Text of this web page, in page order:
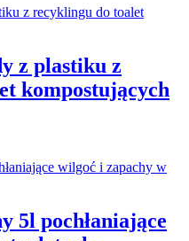
z plastiku z
kompostujących
5l pochłaniające